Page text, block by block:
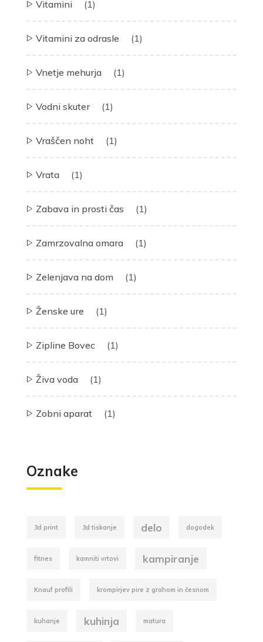
Vitamini (1)
Vitamini za odrasle (1)
Vnetje mehurja (1)
Vodni skuter (1)
Vraščen noht (1)
Vrata (1)
Zabava in prosti čas (1)
Zamrzovalna omara (1)
Zelenjava na dom (1)
Ženske ure (1)
Zipline Bovec (1)
Živa voda (1)
Zobni aparat (1)
Oznake
3d print 3d tiskanje delo dogodek
fitnes kamniti vrtovi kampiranje
Knauf profili krompirjev pire z grahom in česnom
kuhanje kuhinja matura